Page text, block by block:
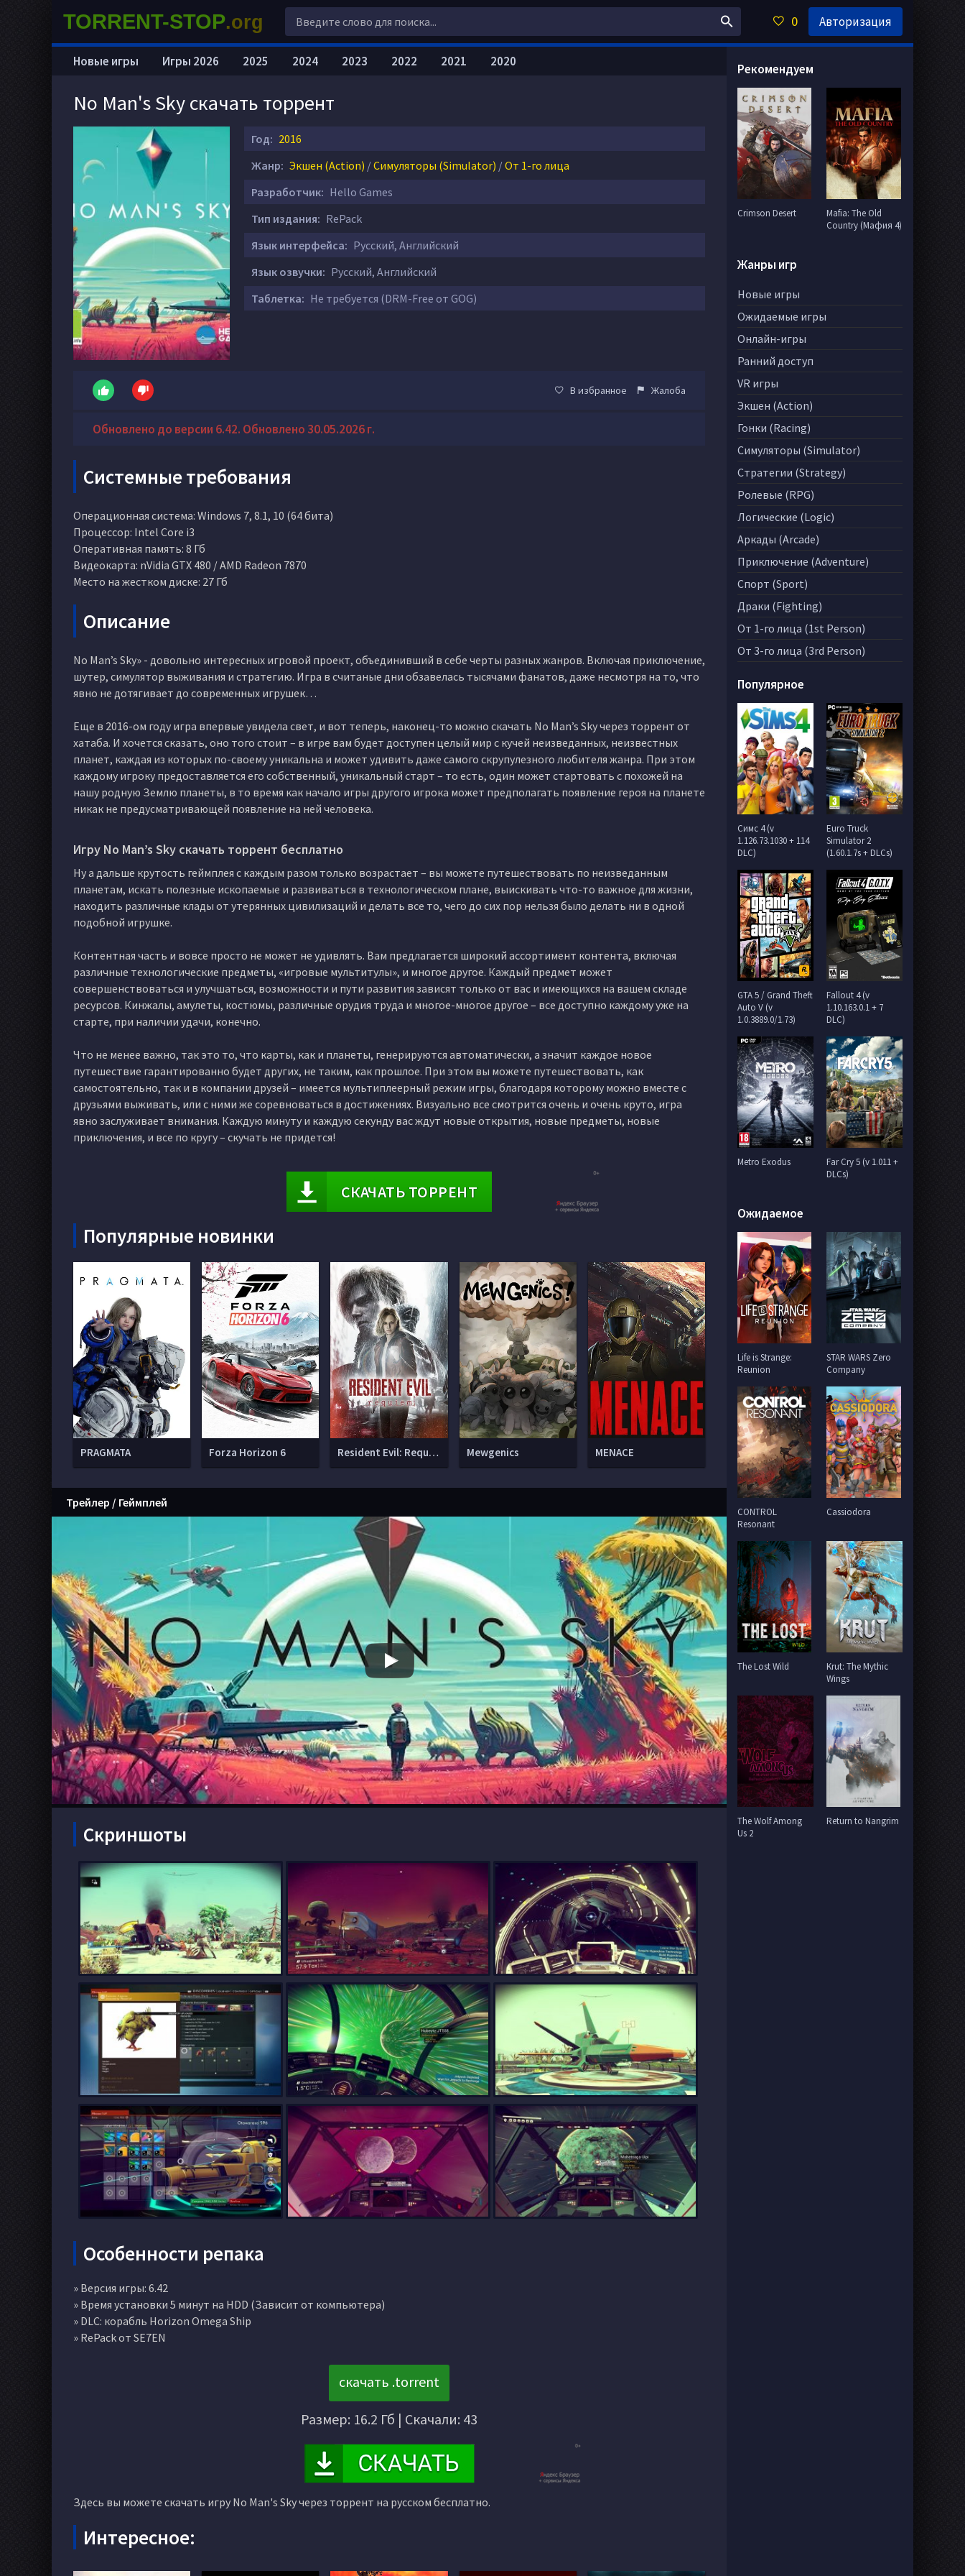
No Man's Sky скачать торрент
Год: 2016
Жанр: Экшен (Action) /Симуляторы (Simulator) /От 1-го лица
Разработчик: Hello Games
Тип издания: RePack
Язык интерфейса: Русский, Английский
Язык озвучки: Русский, Английский
Таблетка: Не требуется (DRM-Free от GOG)
В избранное Жалоба
Обновлено до версии 6.42. Обновлено 30.05.2026 г.
Системные требования
Операционная система: Windows 7, 8.1, 10 (64 бита)
Процессор: Intel Core i3
Оперативная память: 8 Гб
Видеокарта: nVidia GTX 480 / AMD Radeon 7870
Место на жестком диске: 27 Гб
Описание
No Man’s Sky» - довольно интересных игровой проект, объединивший в себе черты разных жанров. Включая приключение,
шутер, симулятор выживания и стратегию. Игра в считаные дни обзавелась тысячами фанатов, даже несмотря на то, что
явно не дотягивает до современных игрушек…
Еще в 2016-ом году игра впервые увидела свет, и вот теперь, наконец-то можно скачать No Man’s Sky через торрент от
хатаба. И хочется сказать, оно того стоит – в игре вам будет доступен целый мир с кучей неизведанных, неизвестных
планет, каждая из которых по-своему уникальна и может удивить даже самого скрупулезного любителя жанра. При этом
каждому игроку предоставляется его собственный, уникальный старт – то есть, один может стартовать с похожей на
нашу родную Землю планеты, в то время как начало игры другого игрока может предполагать появление героя на планете
никак не предусматривающей появление на ней человека.
Игру No Man’s Sky скачать торрент бесплатно
Ну а дальше крутость геймплея с каждым разом только возрастает – вы можете путешествовать по неизведанным
планетам, искать полезные ископаемые и развиваться в технологическом плане, выискивать что-то важное для жизни,
находить различные клады от утерянных цивилизаций и делать все то, чего до сих пор нельзя было делать ни в одной
подобной игрушке.
Контентная часть и вовсе просто не может не удивлять. Вам предлагается широкий ассортимент контента, включая
различные технологические предметы, «игровые мультитулы», и многое другое. Каждый предмет может
совершенствоваться и улучшаться, возможности и пути развития зависят только от вас и имеющихся на вашем складе
ресурсов. Кинжалы, амулеты, костюмы, различные орудия труда и многое-многое другое – все доступно каждому уже на
старте, при наличии удачи, конечно.
Что не менее важно, так это то, что карты, как и планеты, генерируются автоматически, а значит каждое новое
путешествие гарантированно будет других, не таким, как прошлое. При этом вы можете путешествовать, как
самостоятельно, так и в компании друзей – имеется мультиплеерный режим игры, благодаря которому можно вместе с
друзьями выживать, или с ними же соревноваться в достижениях. Визуально все смотрится очень и очень круто, игра
явно заслуживает внимания. Каждую минуту и каждую секунду вас ждут новые открытия, новые предметы, новые
приключения, и все по кругу – скучать не придется!
СКАЧАТЬ ТОРРЕНТ
Популярные новинки
PRAGMATA Forza Horizon 6 Resident Evil: Requiem Mewgenics MENACE
Трейлер / Геймплей
Скриншоты
Особенности репака
» Версия игры: 6.42
» Время установки 5 минут на HDD (Зависит от компьютера)
» DLC: корабль Horizon Omega Ship
» RePack от SE7EN
скачать .torrent
Размер: 16.2 Гб | Скачали: 43
Здесь вы можете скачать игру No Man's Sky через торрент на русском бесплатно.
Интересное:
Новые игры Игры 2026 2025 2024 2023 2022 2021 2020 Рекомендуем
Crimson Desert
Mafia: The Old
Country (Мафия 4)
Жанры игр
Новые игры
Ожидаемые игры
Онлайн-игры
Ранний доступ
VR игры
Экшен (Action)
Гонки (Racing)
Симуляторы (Simulator)
Стратегии (Strategy)
Ролевые (RPG)
Логические (Logic)
Аркады (Arcade)
Приключение (Adventure)
Спорт (Sport)
Драки (Fighting)
От 1-го лица (1st Person)
От 3-го лица (3rd Person)
Популярное
Симс 4 (v
1.126.73.1030 + 114
DLC)
Euro Truck
Simulator 2
(1.60.1.7s + DLCs)
GTA 5 / Grand Theft
Auto V (v
1.0.3889.0/1.73)
Fallout 4 (v
1.10.163.0.1 + 7
DLC)
Metro Exodus
Far Cry 5 (v 1.011 +
DLCs)
Ожидаемое
Life is Strange:
Reunion
STAR WARS Zero
Company
CONTROL
Resonant
Cassiodora
The Lost Wild
Krut: The Mythic
Wings
The Wolf Among
Us 2
Return to Nangrim
TORRENT-STOP.org 0 Авторизация